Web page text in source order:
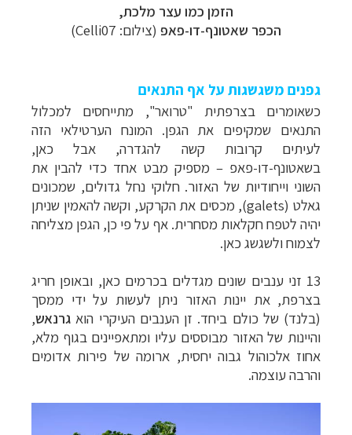
הזמן כמו עצר מלכת,
הכפר שאטונף-דו-פאפ (צילום: Celli07)
גפנים משגשגות על אף התנאים
כשאומרים בצרפתית "טרואר", מתייחסים למכלול
התנאים שמקיפים את הגפן. המונח הערטילאי הזה
לעיתים קרובות קשה להגדרה, אבל כאן,
בשאטונף-דו-פאפ – מספיק מבט אחד כדי להבין את
השוני וייחודיות של האזור. חלוקי נחל גדולים, שמכונים
גאלט (galets), מכסים את הקרקע, וקשה להאמין שניתן
יהיה לטפח חקלאות מסחרית. אף על פי כן, הגפן מצליחה
לצמוח ולשגשג כאן.
13 זני ענבים שונים מגדלים בכרמים כאן, ובאופן חריג
בצרפת, את יינות האזור ניתן לעשות על ידי ממסך
(בלנד) של כולם ביחד. זן הענבים העיקרי הוא גרנאש,
והיינות של האזור מבוססים עליו ומתאפיינים בגוף מלא,
אחוז אלכוהול גבוה יחסית, ארומה של פירות אדומים
והרבה עוצמה.